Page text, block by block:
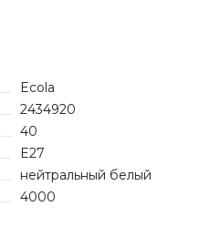
Ecola
2434920
40
E27
нейтральный белый
4000